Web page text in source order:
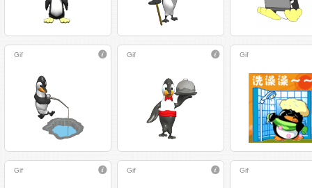
Gif Gif Gif
Gif Gif Gif